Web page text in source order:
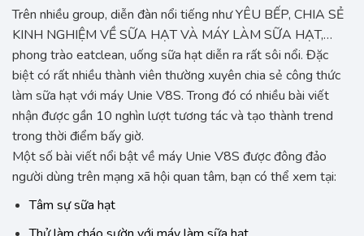
Trên nhiều group, diễn đàn nổi tiếng như YÊU BẾP, CHIA SẺ
KINH NGHIỆM VỀ SỮA HẠT VÀ MÁY LÀM SỮA HẠT,…
phong trào eatclean, uống sữa hạt diễn ra rất sôi nổi. Đặc
biệt có rất nhiều thành viên thường xuyên chia sẻ công thức
làm sữa hạt với máy Unie V8S. Trong đó có nhiều bài viết
nhận được gần 10 nghìn lượt tương tác và tạo thành trend
trong thời điểm bấy giờ.
Một số bài viết nổi bật về máy Unie V8S được đông đảo
người dùng trên mạng xã hội quan tâm, bạn có thể xem tại:
Tâm sự sữa hạt